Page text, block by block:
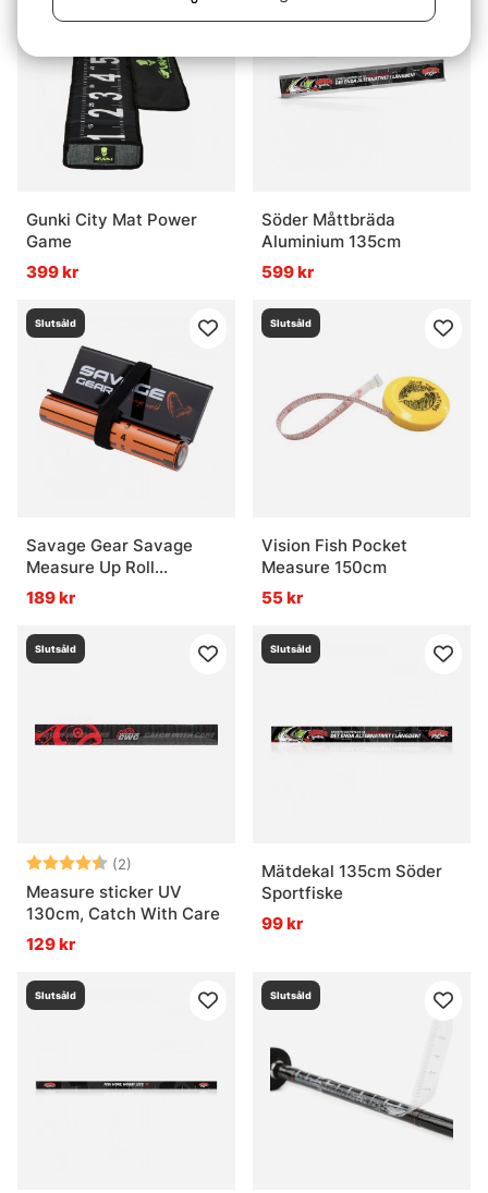
Gunki City Mat Power
Game
399 kr
Söder Måttbräda
Aluminium 135cm
599 kr
Slutsåld
Savage Gear Savage
Measure Up Roll
13x130cm
189 kr
Slutsåld
Vision Fish Pocket
Measure 150cm
55 kr
Slutsåld
Betyg: (2)
4.5 utav 5 stjärnor
Measure sticker UV
130cm, Catch With Care
129 kr
Slutsåld
Mätdekal 135cm Söder
Sportfiske
99 kr
Slutsåld Slutsåld